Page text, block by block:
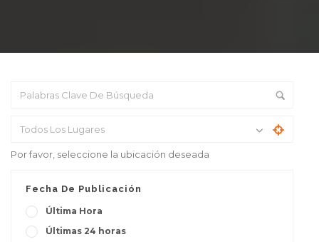
Todos Los Lugares
Por favor, seleccione la ubicación deseada
Fecha De Publicación
Última Hora
Últimas 24 horas